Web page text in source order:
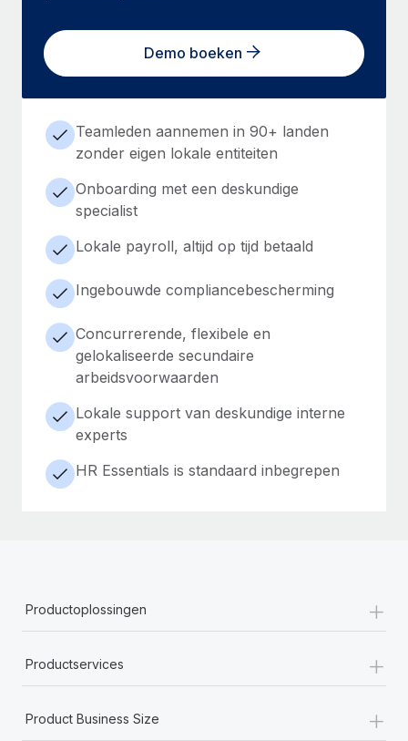
Demo boeken
Teamleden aannemen in 90+ landen
zonder eigen lokale entiteiten
Onboarding met een deskundige
specialist
Lokale payroll, altijd op tijd betaald
Ingebouwde compliancebescherming
Concurrerende, flexibele en
gelokaliseerde secundaire
arbeidsvoorwaarden
Lokale support van deskundige interne
experts
HR Essentials is standaard inbegrepen
Productoplossingen +
Productservices +
Product Business Size +